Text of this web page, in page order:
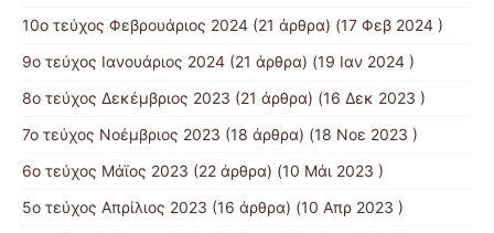
10ο τεύχος Φεβρουάριος 2024 (21 άρθρα) (17 Φεβ 2024 )
9ο τεύχος Ιανουάριος 2024 (21 άρθρα) (19 Ιαν 2024 )
8ο τεύχος Δεκέμβριος 2023 (21 άρθρα) (16 Δεκ 2023 )
7ο τεύχος Νοέμβριος 2023 (18 άρθρα) (18 Νοε 2023 )
6ο τεύχος Μάϊος 2023 (22 άρθρα) (10 Μάι 2023 )
5ο τεύχος Απρίλιος 2023 (16 άρθρα) (10 Απρ 2023 )